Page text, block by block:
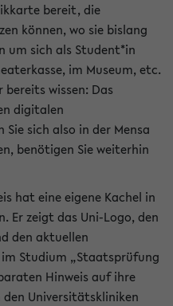
bereit, die
können, wo sie bislang
um sich als Student*in
im Museum, etc.
bereits wissen: Das
digitalen
sich also in der Mensa
benötigen Sie weiterhin
hat eine eigene Kachel in
Er zeigt das Uni-Logo, den
den aktuellen
Studium „Staatsprüfung
Hinweis auf ihre
Universitätskliniken